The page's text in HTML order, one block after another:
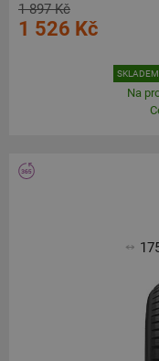
1 897 Kč
1 526 Kč
SKLADEM
Na